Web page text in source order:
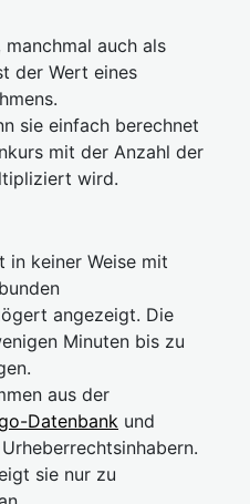
auch als
der Wert eines
sie einfach berechnet
mit der Anzahl der
wird.
in keiner Weise mit
angezeigt. Die
Minuten bis zu
aus der
Datenbank und
sie nur zu